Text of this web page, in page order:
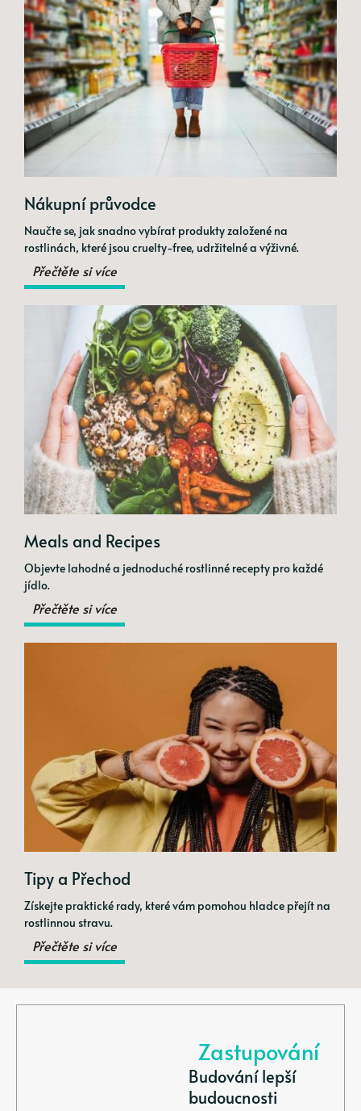
Nákupní průvodce
Naučte se, jak snadno vybírat produkty založené na
rostlinách, které jsou cruelty-free, udržitelné a výživné.
Přečtěte si více
Meals and Recipes
Objevte lahodné a jednoduché rostlinné recepty pro každé
jídlo.
Přečtěte si více
Tipy a Přechod
Získejte praktické rady, které vám pomohou hladce přejít na
rostlinnou stravu.
Přečtěte si více
Zastupování
Budování lepší
budoucnosti